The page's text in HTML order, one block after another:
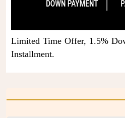
Limited Time Offer, 1.5%
Installment.